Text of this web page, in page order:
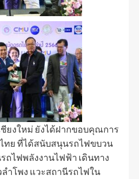
ยงใหม่ ยังได้ฝากขอบคุณการ
ทย ที่ได้สนับสนุนรถไฟขบวน
ถไฟพลังงานไฟฟ้า เดินทาง
ำโพง แวะสถานีรถไฟใน